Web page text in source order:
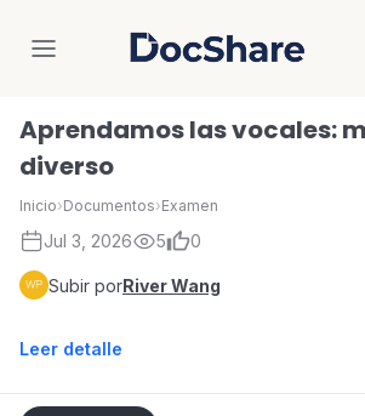
DocShare
Aprendamos las vocales:
diverso
Inicio›Documentos›Examen
Jul 3, 2026 5 0
Subir porRiver Wang
Leer detalle